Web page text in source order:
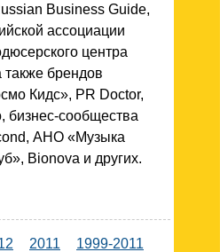
Business Guide,
ассоциации
центра
брендов
Кидс», PR Doctor,
бизнес-сообщества
АНО «Музыка
Bionova и других.
2011
1999-2011